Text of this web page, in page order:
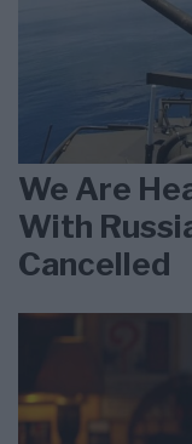
We Are
With
Cancelled